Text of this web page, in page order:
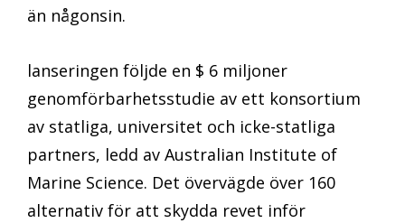
än någonsin.
lanseringen följde en $ 6 miljoner
genomförbarhetsstudie av ett konsortium
av statliga, universitet och icke-statliga
partners, ledd av Australian Institute of
Marine Science. Det övervägde över 160
alternativ för att skydda revet inför